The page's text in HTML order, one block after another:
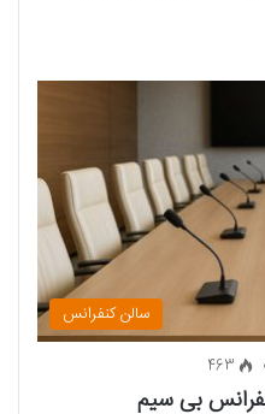
سالن کنفرانس
463